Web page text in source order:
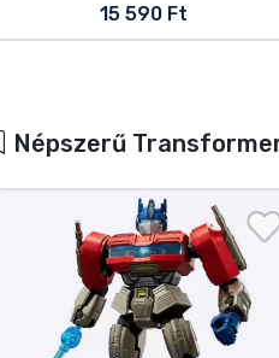
15 590 Ft
Népszerű